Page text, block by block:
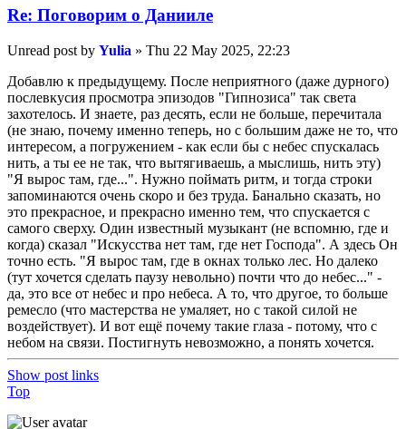
Re: Поговорим o Данииле
Unread post by Yulia » Thu 22 May 2025, 22:23
Добавлю к предыдущему. После неприятного (даже дурного)
послевкусия просмотра эпизодов "Гипнозиса" так света
захотелось. И знаете, раз десять, если не больше, перечитала
(не знаю, почему именно теперь, но с большим даже не то, что
интересом, а погружением - как если бы с небес спускалась
нить, а ты ее не так, что вытягиваешь, а мыслишь, нить эту)
"Я вырос там, где...". Нужно поймать ритм, и тогда строки
запоминаются очень скоро и без труда. Банально сказать, но
это прекрасное, и прекрасно именно тем, что спускается с
самого сверху. Один известный музыкант (не вспомню, где и
когда) сказал "Искусства нет там, где нет Господа". А здесь Он
точно есть. "Я вырос там, где в окнах только лес. Но далеко
(тут хочется сделать паузу невольно) почти что до небес..." -
да, это все от небес и про небеса. А то, что другое, то больше
ремесло (что мастерства не умаляет, но с такой силой не
воздействует). И вот ещё почему такие глаза - потому, что с
небом на связи. Постигнуть невозможно, а понять хочется.
Show post links
Top